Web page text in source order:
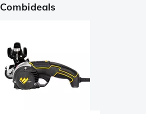
Combideals